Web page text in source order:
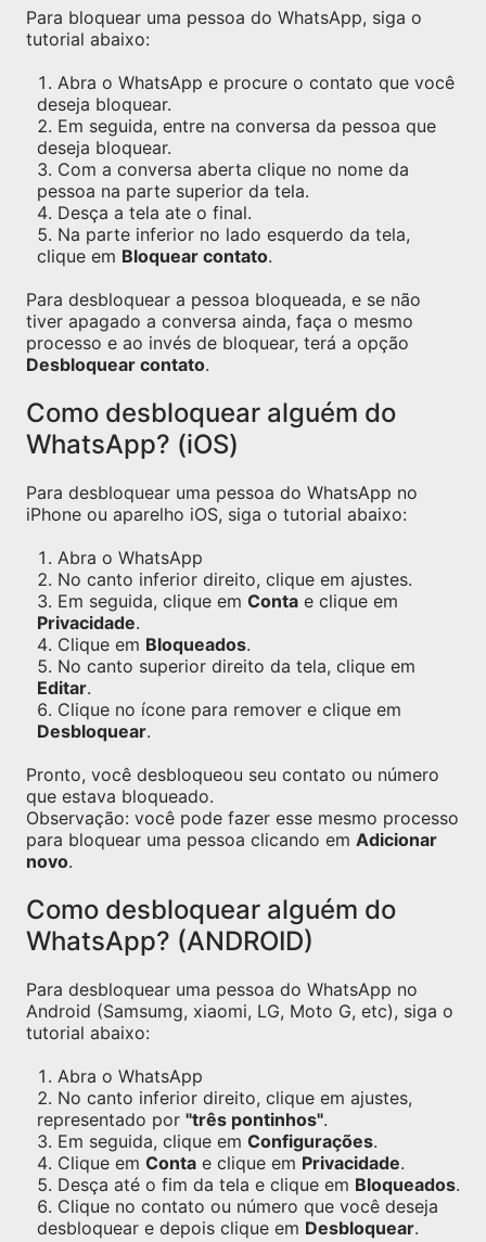
Para bloquear uma pessoa do WhatsApp, siga o
tutorial abaixo:
Abra o WhatsApp e procure o contato que você
deseja bloquear.
Em seguida, entre na conversa da pessoa que
deseja bloquear.
Com a conversa aberta clique no nome da
pessoa na parte superior da tela.
Desça a tela ate o final.
Na parte inferior no lado esquerdo da tela,
clique em Bloquear contato.
Para desbloquear a pessoa bloqueada, e se não
tiver apagado a conversa ainda, faça o mesmo
processo e ao invés de bloquear, terá a opção
Desbloquear contato.
Como desbloquear alguém do
WhatsApp? (iOS)
Para desbloquear uma pessoa do WhatsApp no
iPhone ou aparelho iOS, siga o tutorial abaixo:
Abra o WhatsApp
No canto inferior direito, clique em ajustes.
Em seguida, clique em Conta e clique em
Privacidade.
Clique em Bloqueados.
No canto superior direito da tela, clique em
Editar.
Clique no ícone para remover e clique em
Desbloquear.
Pronto, você desbloqueou seu contato ou número
que estava bloqueado.
Observação: você pode fazer esse mesmo processo
para bloquear uma pessoa clicando em Adicionar
novo.
Como desbloquear alguém do
WhatsApp? (ANDROID)
Para desbloquear uma pessoa do WhatsApp no
Android (Samsumg, xiaomi, LG, Moto G, etc), siga o
tutorial abaixo:
Abra o WhatsApp
No canto inferior direito, clique em ajustes,
representado por "três pontinhos".
Em seguida, clique em Configurações.
Clique em Conta e clique em Privacidade.
Desça até o fim da tela e clique em Bloqueados.
Clique no contato ou número que você deseja
desbloquear e depois clique em Desbloquear.